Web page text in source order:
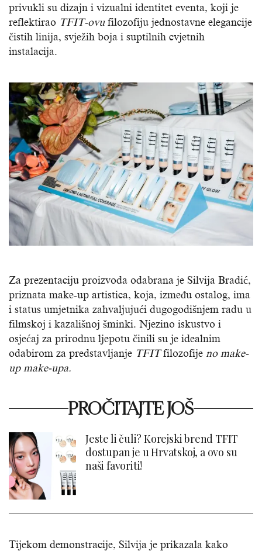
privukli su dizajn i vizualni identitet eventa, koji je
reflektirao TFIT-ovufilozofiju jednostavne elegancije
čistih linija, svježih boja i suptilnih cvjetnih
instalacija.
Za prezentaciju proizvoda odabrana je Silvija Bradić,
priznata make-up artisticа, koja, između ostalog, ima
i status umjetnika zahvaljujući dugogodišnjem radu u
filmskoj i kazališnoj šminki. Njezino iskustvo i
osjećaj za prirodnu ljepotu činili su je idealnim
odabirom za predstavljanje TFITfilozofije no make-
up make-upa.
PROČITAJTE JOŠ
Jeste li čuli? Korejski brend TFIT
dostupan je u Hrvatskoj, a ovo su
naši favoriti!
Tijekom demonstracije, Silvija je prikazala kako